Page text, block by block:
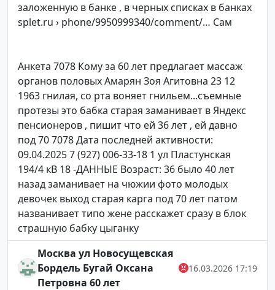
заложенную в банке , в черных списках в банках
splet.ru › phone/9950999340/comment/… Сам
Анкета 7078 Кому за 60 лет предлагает массаж
органов половых Амарян Зоя Агитовна 23 12
1963 гнилая, со рта воняет гнильем...съемные
протезы это бабка старая заманивает в Яндекс
пенсионеров , пишит что ей 36 лет , ей давно
под 70 7078 Дата последней активности:
09.04.2025 7 (927) 006-33-18 1 ул Пластунская
194/4 кВ 18 -ДАННЫЕ Возраст: 36 было 40 лет
назад заманивает на чюжии фото молодых
девочек выход старая карга под 70 лет патом
названивает типо жене расскажет сразу в блок
страшную бабку цыганку
Москва ул Новосущевская
Бордель Бугай Оксана
Петровна 60 лет
16.03.2026 17:19